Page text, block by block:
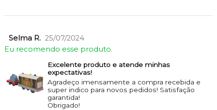
Selma R. 25/07/2024
Eu recomendo esse produto.
Excelente produto e atende minhas
expectativas!
Agradeço imensamente a compra recebida e
super indico para novos pedidos! Satisfação
garantida!
Obrigado!